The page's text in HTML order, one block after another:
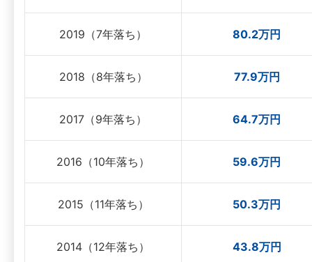
2019（7年落ち） 80.2万円
2018（8年落ち） 77.9万円
2017（9年落ち） 64.7万円
2016（10年落ち） 59.6万円
2015（11年落ち） 50.3万円
2014（12年落ち） 43.8万円